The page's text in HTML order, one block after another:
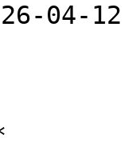
04-